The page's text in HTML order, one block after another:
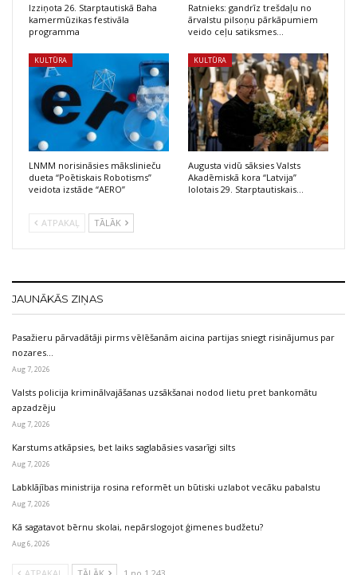
Izziņota 26. Starptautiskā Baha
kamermūzikas festivāla
programma
Ratnieks: gandrīz trešdaļu no
ārvalstu pilsoņu pārkāpumiem
veido ceļu satiksmes…
KULTŪRA
LNMM norisināsies mākslinieču
dueta “Poētiskais Robotisms”
veidota izstāde “AERO”
KULTŪRA
Augusta vidū sāksies Valsts
Akadēmiskā kora “Latvija”
lolotais 29. Starptautiskais…
ATPAKAĻ TĀLĀK
JAUNĀKĀS ZIŅAS
Pasažieru pārvadātāji pirms vēlēšanām aicina partijas sniegt risinājumus par
nozares…
Aug 7, 2026
Valsts policija kriminālvajāšanas uzsākšanai nodod lietu pret bankomātu
apzadzēju
Aug 7, 2026
Karstums atkāpsies, bet laiks saglabāsies vasarīgi silts
Aug 7, 2026
Labklājības ministrija rosina reformēt un būtiski uzlabot vecāku pabalstu
Aug 7, 2026
Kā sagatavot bērnu skolai, nepārslogojot ģimenes budžetu?
Aug 6, 2026